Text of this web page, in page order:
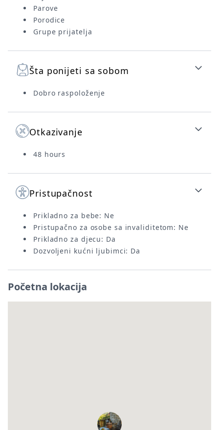
Parove
Porodice
Grupe prijatelja
Šta ponijeti sa sobom
Dobro raspoloženje
Otkazivanje
48 hours
Pristupačnost
Prikladno za bebe: Ne
Pristupačno za osobe sa invaliditetom: Ne
Prikladno za djecu: Da
Dozvoljeni kućni ljubimci: Da
Početna lokacija